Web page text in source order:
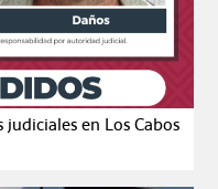
en Los Cabos